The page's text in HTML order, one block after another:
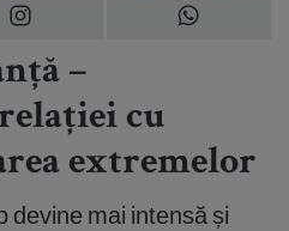
–
cu
extremelor
devine mai intensă și